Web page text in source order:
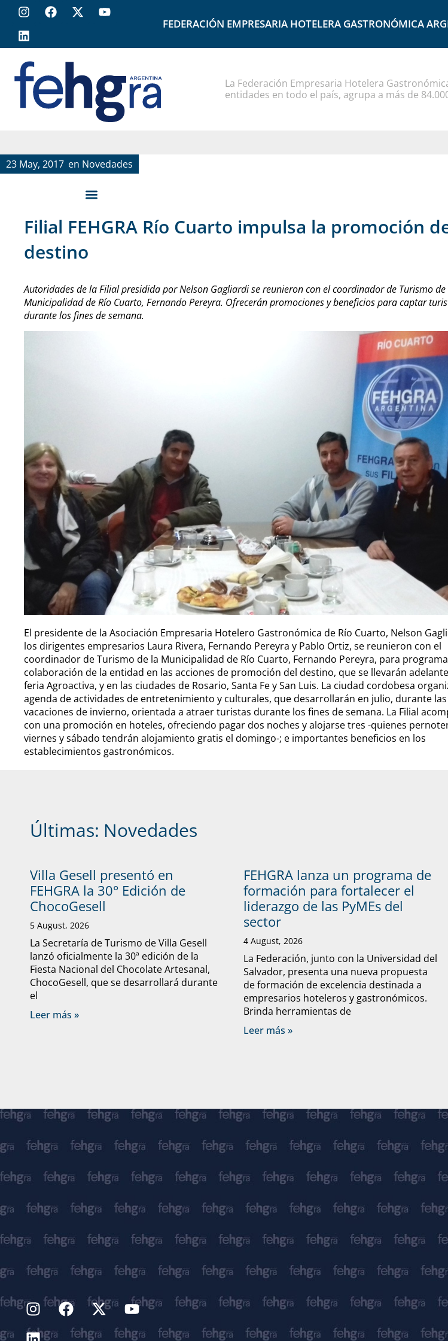
FEDERACIÓN EMPRESARIA HOTELERA GASTRONÓMICA
La Federación Empresaria Hotelera
entidades en todo el país, agrupa a más de
23 May, 2017 en Novedades
Filial FEHGRA Río Cuarto impulsa la promoción
destino
Autoridades de la Filial presidida por Nelson Gagliardi se reunieron con el coordinador de Turismo
Municipalidad de Río Cuarto, Fernando Pereyra. Ofrecerán promociones y beneficios para captar
durante los fines de semana.
El presidente de la Asociación Empresaria Hotelero Gastronómica de Río Cuarto, Nelson
los dirigentes empresarios Laura Rivera, Fernando Pereyra y Pablo Ortiz, se reunieron con el
coordinador de Turismo de la Municipalidad de Río Cuarto, Fernando Pereyra, para
colaboración de la entidad en las acciones de promoción del destino, que se llevarán
feria Agroactiva, y en las ciudades de Rosario, Santa Fe y San Luis. La ciudad cordobesa
agenda de actividades de entretenimiento y culturales, que desarrollarán en julio, durante las
vacaciones de invierno, orientada a atraer turistas durante los fines de semana. La Filial
con una promoción en hoteles, ofreciendo pagar dos noches y alojarse tres -quienes
viernes y sábado tendrán alojamiento gratis el domingo-; e importantes beneficios en los
establecimientos gastronómicos.
Últimas: Novedades
Villa Gesell presentó en
FEHGRA la 30° Edición de
ChocoGesell
5 August, 2026
La Secretaría de Turismo de Villa Gesell
lanzó oficialmente la 30ª edición de la
Fiesta Nacional del Chocolate Artesanal,
ChocoGesell, que se desarrollará durante
el
Leer más »
FEHGRA lanza un programa de
formación para fortalecer el
liderazgo de las PyMEs del
sector
4 August, 2026
La Federación, junto con la Universidad del
Salvador, presenta una nueva propuesta
de formación de excelencia destinada a
empresarios hoteleros y gastronómicos.
Brinda herramientas de
Leer más »